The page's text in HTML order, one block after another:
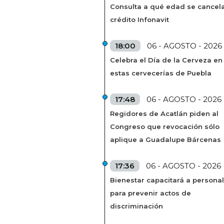
Consulta a qué edad se
crédito Infonavit
18:00 06 - AGOSTO - 2026
Celebra el Día de la Cerveza en
estas cervecerías de Puebla
17:48 06 - AGOSTO - 2026
Regidores de Acatlán piden al
Congreso que revocación sólo
aplique a Guadalupe Bárcenas
17:36 06 - AGOSTO - 2026
Bienestar capacitará a personal
para prevenir actos de
discriminación